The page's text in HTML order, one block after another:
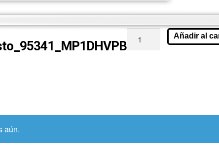
Añadir al
aún.